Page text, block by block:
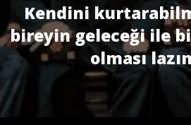
Kendini
bireyin geleceği ile
olması